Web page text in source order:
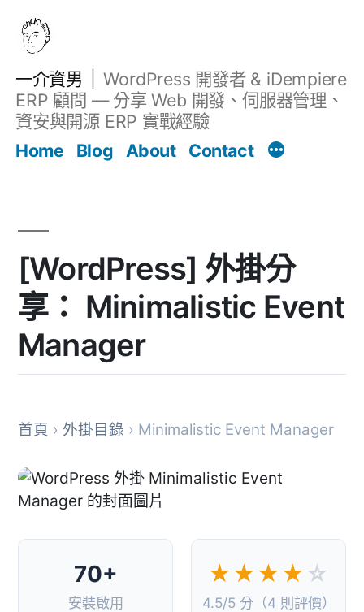
一介資男
WordPress 開發者 & iDempiere
ERP 顧問 — 分享 Web 開發、伺服器管理、
資安與開源 ERP 實戰經驗
Home
Blog About Contact
[WordPress] 外掛分
享： Minimalistic Event
Manager
首頁 › 外掛目錄 › Minimalistic Event Manager
70+
安裝啟用
★★★★ ☆
4.5/5 分（4 則評價）
文章 Filter